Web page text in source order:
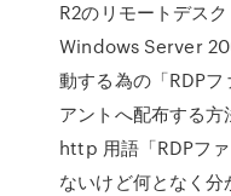
R2のリモートデス
Windows Server
動する為の「RDP
アントへ配布する方
http 用語「RDPフ
ないけど何となく分